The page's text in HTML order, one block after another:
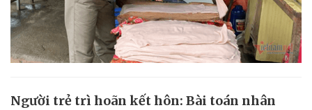
Người trẻ trì hoãn kết hôn: Bài toán nhân